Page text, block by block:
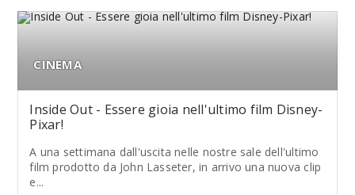
CINEMA
Inside Out - Essere gioia nell'ultimo film Disney-
Pixar!
A una settimana dall'uscita nelle nostre sale dell'ultimo
film prodotto da John Lasseter, in arrivo una nuova clip
e...